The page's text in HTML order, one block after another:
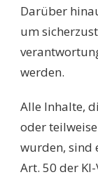
Darüber
um
werden.
Alle Inhalte,
oder
wurden, sind
Art. 50 der